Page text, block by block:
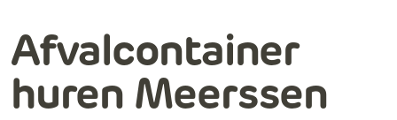
Afvalcontainer
huren Meerssen